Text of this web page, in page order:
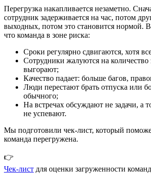
Перегрузка накапливается незаметно.
сотрудник задерживается на час, потом
выходных, потом это становится нормой.
что команда в зоне риска:
Сроки регулярно сдвигаются, хотя
Сотрудники жалуются на количество
выгорают;
Качество падает: больше багов,
Люди перестают брать отпуска или
обычного;
На встречах обсуждают не задачи, а
не успевают.
Мы подготовили чек-лист, который
команда перегружена.
👉
Чек-лист для оценки загруженности